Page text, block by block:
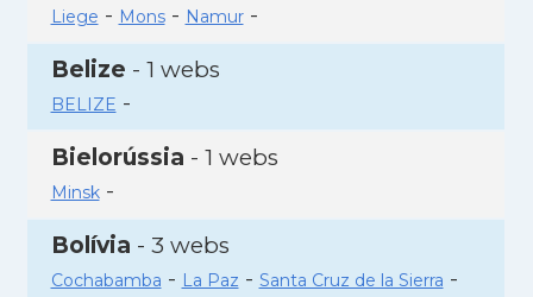
Liege - Mons- Namur-
Belize - 1 webs
BELIZE -
Bielorússia - 1 webs
Minsk-
Bolívia - 3 webs
Cochabamba - La Paz - Santa Cruz de la Sierra -